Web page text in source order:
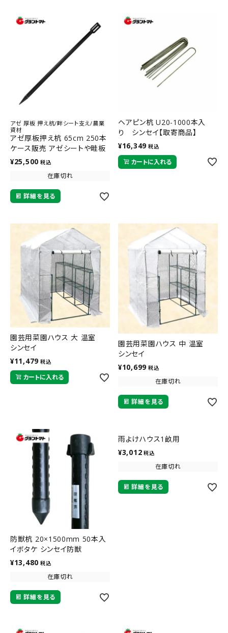
アゼ 厚板 押え杭/畔シート支え/農業
資材
アゼ厚板押え杭 65cm 250本
ケース販売 アゼシートや畦板
に ミネ 藤原産業
¥25,500 税込
在庫切れ
詳細を見る
ヘアピン杭 U20-1000本入
り シンセイ【取寄商品】
¥16,349 税込
カートに入れる
園芸用菜園ハウス 大 温室
シンセイ
¥11,479 税込
カートに入れる
園芸用菜園ハウス 中 温室
シンセイ
¥10,699 税込
在庫切れ
詳細を見る
防獣杭 20×1500mm 50本入
イボタケ シンセイ防獣
¥13,480 税込
在庫切れ
詳細を見る
雨よけハウス1畝用
¥3,012 税込
在庫切れ
詳細を見る